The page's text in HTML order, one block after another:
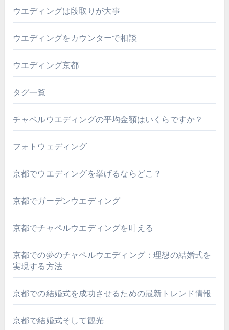
ウエディングは段取りが大事
ウエディングをカウンターで相談
ウエディング京都
タグ一覧
チャペルウエディングの平均金額はいくらですか？
フォトウェディング
京都でウエディングを挙げるならどこ？
京都でガーデンウエディング
京都でチャペルウエディングを叶える
京都での夢のチャペルウエディング：理想の結婚式を
実現する方法
京都での結婚式を成功させるための最新トレンド情報
京都で結婚式そして観光